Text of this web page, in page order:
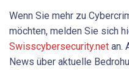
Wenn Sie mehr zu
möchten, melden Sie sich
Swisscybersecurity.net an.
News über aktuelle